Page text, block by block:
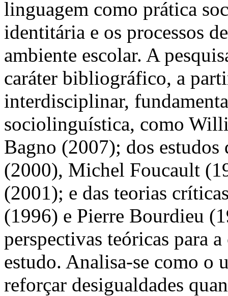
linguagem como prática
identitária e os processos
ambiente escolar. A
caráter bibliográfico, a
interdisciplinar,
sociolinguística, como
Bagno (2007); dos
(2000), Michel Foucault
(2001); e das teorias
(1996) e Pierre Bourdieu
perspectivas teóricas para
estudo. Analisa-se como o
reforçar desigualdades